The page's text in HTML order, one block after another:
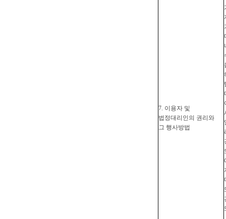
7. 이용자 및
법정대리인의 권리와
그 행사방법